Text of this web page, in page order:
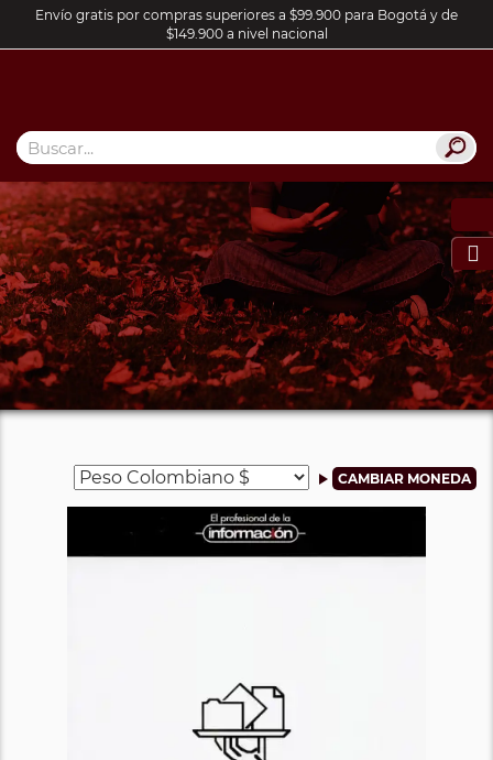
Envío gratis por compras superiores a $99.900 para Bogotá y de
$149.900 a nivel nacional
